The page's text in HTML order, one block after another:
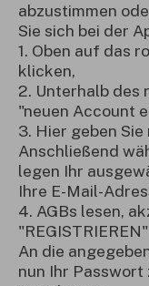
abzustimmen
Sie sich bei der
1. Oben auf das
klicken,
2. Unterhalb des
"neuen Account
3. Hier geben
Anschließend
legen Ihr
Ihre E-Mail-
4. AGBs lesen,
An die
nun Ihr